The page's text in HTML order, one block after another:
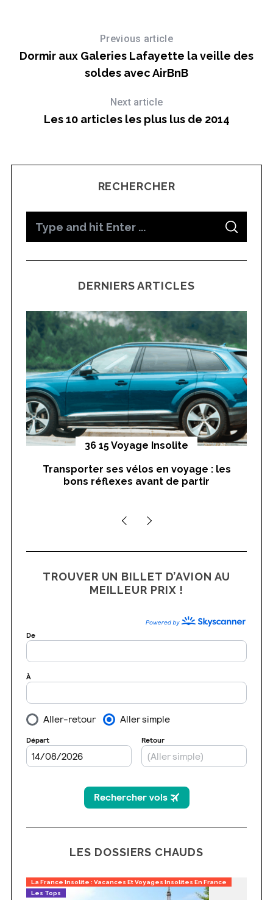
Previous article
Dormir aux Galeries Lafayette la veille des
soldes avec AirBnB
Next article
Les 10 articles les plus lus de 2014
RECHERCHER
f
o
r
:
S
A
C
DERNIERS ARTICLES
36 15 Voyage Insolite
Transporter ses vélos en voyage : les
bons réflexes avant de partir
TROUVER UN BILLET D’AVION AU
MEILLEUR PRIX !
LES DOSSIERS CHAUDS
La France Insolite : Vacances Et Voyages Insolites En France
Les Tops